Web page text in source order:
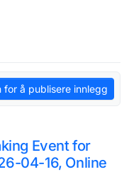
for å publisere innlegg
Event for
04-16, Online